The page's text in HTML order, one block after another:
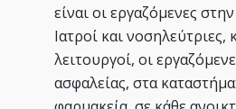
είναι οι εργαζόμενες
Ιατροί και νοσηλεύτριες,
λειτουργοί, οι
ασφαλείας, στα